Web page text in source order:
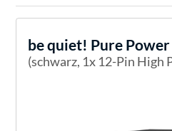
be quiet! Pure
(schwarz, 1x 12-Pin High